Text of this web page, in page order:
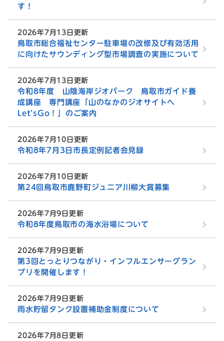
す！
2026年7月13日更新
鳥取市総合福祉センター駐車場の改修及び有効活用
に向けたサウンディング型市場調査の実施について
2026年7月13日更新
令和8年度 山陰海岸ジオパーク 鳥取市ガイド養
成講座 専門講座「山のなかのジオサイトへ
Let’sGo！」のご案内
2026年7月10日更新
令和8年7月3日市長定例記者会見録
2026年7月10日更新
第24回鳥取市鹿野町ジュニア川柳大賞募集
2026年7月9日更新
令和8年度鳥取市の海水浴場について
2026年7月9日更新
第3回とっとりつながり・インフルエンサーグラン
プリを開催します！
2026年7月9日更新
雨水貯留タンク設置補助金制度について
2026年7月8日更新